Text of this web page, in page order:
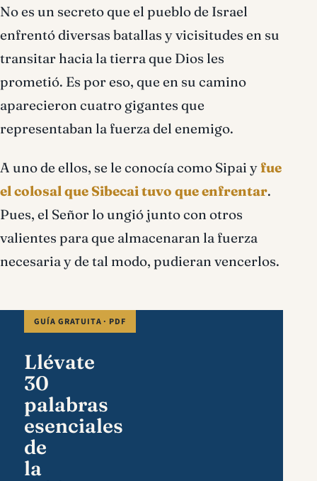
No es un secreto que el pueblo de Israel
enfrentó diversas batallas y vicisitudes en su
transitar hacia la tierra que Dios les
prometió. Es por eso, que en su camino
aparecieron cuatro gigantes que
representaban la fuerza del enemigo.
A uno de ellos, se le conocía como Sipai yfue
el colosal que Sibecai tuvo que enfrentar.
Pues, el Señor lo ungió junto con otros
valientes para que almacenaran la fuerza
necesaria y de tal modo, pudieran vencerlos.
GUÍA GRATUITA · PDF
Llévate
30
palabras
esenciales
de
la